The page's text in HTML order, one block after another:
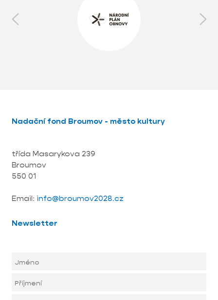
Nadační fond Broumov - město kultury
třída Masarykova 239
Broumov
550 01
Email: info@broumov2028.cz
Newsletter